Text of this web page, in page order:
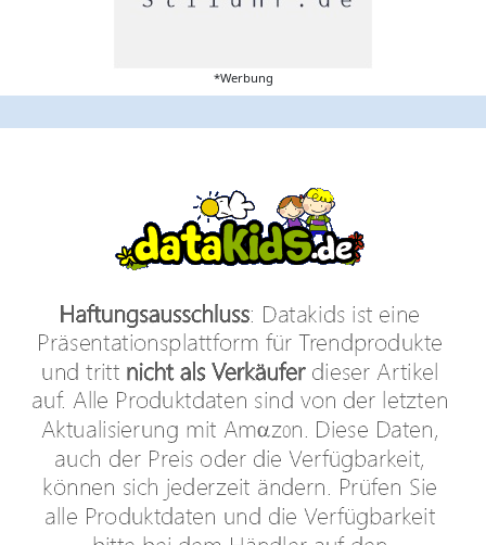
*Werbung